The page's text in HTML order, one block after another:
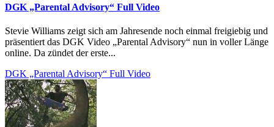
DGK „Parental Advisory“ Full Video
Stevie Williams zeigt sich am Jahresende noch einmal freigiebig und
präsentiert das DGK Video „Parental Advisory“ nun in voller Länge
online. Da zündet der erste...
DGK „Parental Advisory“ Full Video